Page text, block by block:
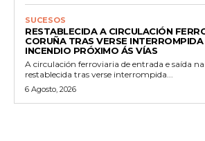
SUCESOS
RESTABLECIDA A CIRCULACIÓN
CORUÑA TRAS VERSE
INCENDIO PRÓXIMO ÁS VÍAS
A circulación ferroviaria de entrada e saída
restablecida tras verse interrompida...
6 Agosto, 2026